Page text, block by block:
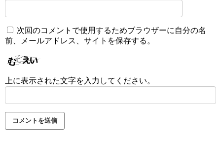
次回のコメントで使用するためブラウザーに自分の名
前、メールアドレス、サイトを保存する。
上に表示された文字を入力してください。